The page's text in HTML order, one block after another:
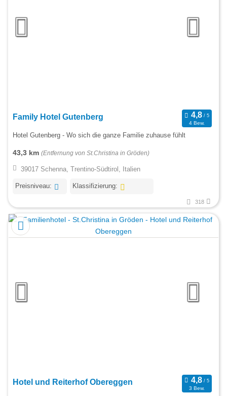
Family Hotel Gutenberg
4 Bew.
Hotel Gutenberg - Wo sich die ganze Familie zuhause fühlt
43,3 km (Entfernung von St.Christina in Gröden)
39017 Schenna, Trentino-Südtirol, Italien
Preisniveau: Klassifizierung:
318
Hotel und Reiterhof Obereggen
3 Bew.